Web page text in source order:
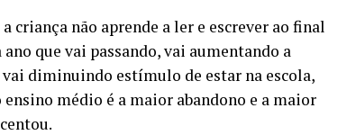
criança não aprende a ler e escrever ao final
que vai passando, vai aumentando a
diminuindo estímulo de estar na escola,
médio é a maior abandono e a maior